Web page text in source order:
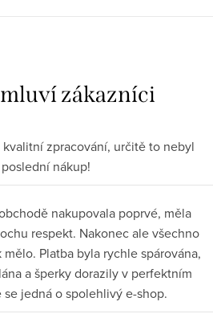
kvalitní zpracování, určitě to nebyl
nákup!
nakupovala poprvé, měla
respekt. Nakonec ale všechno
Platba byla rychle spárována,
a šperky dorazily v perfektním
jedná o spolehlivý e-shop.